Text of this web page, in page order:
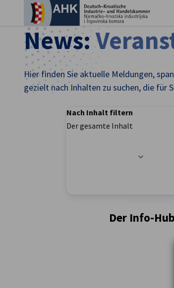
News:
Hier finden Sie aktuelle Meldungen,
gezielt nach Inhalten zu suchen, die für
Filteroptionen wurden
Nach Inhalt filtern
Der gesamte Inhalt
Der Info-